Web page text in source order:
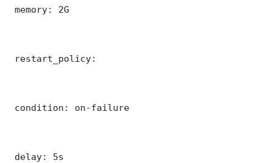
memory: 2G
restart_policy:
condition: on-failure
delay: 5s